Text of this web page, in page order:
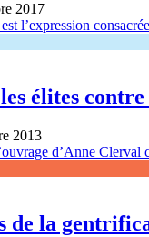
2017
l’expression
élites contre
2013
d’Anne
de la